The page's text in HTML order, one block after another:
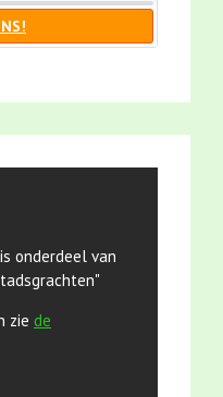
onderdeel van
zie de